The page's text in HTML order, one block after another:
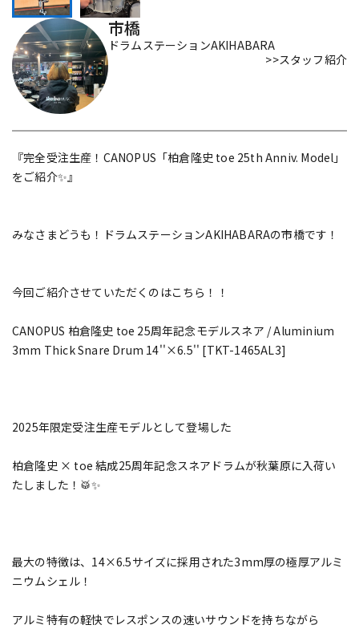
市橋
ドラムステーションAKIHABARA
>>スタッフ紹介
『完全受注生産！CANOPUS「柏倉隆史 toe 25th Anniv. Model」
をご紹介✨』
みなさまどうも！ドラムステーションAKIHABARAの市橋です！
今回ご紹介させていただくのはこちら！！
CANOPUS 柏倉隆史 toe 25周年記念モデルスネア / Aluminium
3mm Thick Snare Drum 14''×6.5'' [TKT-1465AL3]
2025年限定受注生産モデルとして登場した
柏倉隆史 × toe 結成25周年記念スネアドラムが秋葉原に入荷い
たしました！🥁✨
最大の特徴は、14×6.5サイズに採用された3mm厚の極厚アルミ
ニウムシェル！
アルミ特有の軽快でレスポンスの速いサウンドを持ちながら